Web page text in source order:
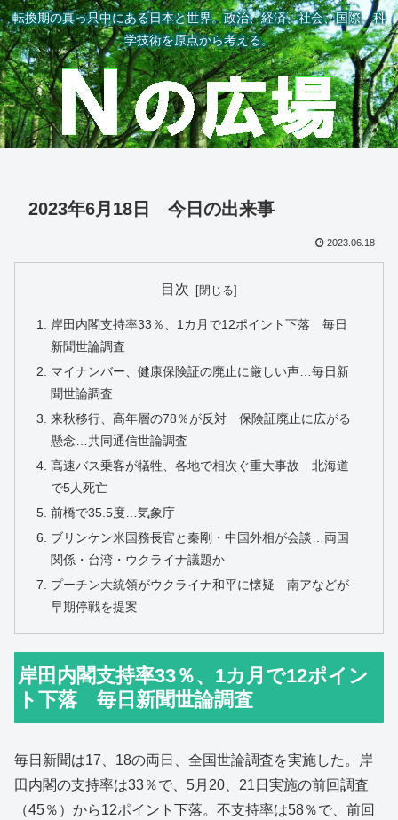
転換期の真っ只中にある日本と世界。政治、経済、社会、国際、科
学技術を原点から考える。
2023年6月18日 今日の出来事
2023.06.18
目次
岸田内閣支持率33％、1カ月で12ポイント下落 毎日
新聞世論調査
マイナンバー、健康保険証の廃止に厳しい声…毎日新
聞世論調査
来秋移行、高年層の78％が反対 保険証廃止に広がる
懸念…共同通信世論調査
高速バス乗客が犠牲、各地で相次ぐ重大事故 北海道
で5人死亡
前橋で35.5度…気象庁
ブリンケン米国務長官と秦剛・中国外相が会談…両国
関係・台湾・ウクライナ議題か
プーチン大統領がウクライナ和平に懐疑 南アなどが
早期停戦を提案
岸田内閣支持率33％、1カ月で12ポイン
ト下落 毎日新聞世論調査
毎日新聞は17、18の両日、全国世論調査を実施した。岸
田内閣の支持率は33％で、5月20、21日実施の前回調査
（45％）から12ポイント下落。不支持率は58％で、前回